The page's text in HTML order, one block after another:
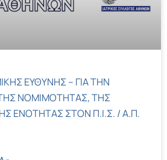
ΕΥΘΥΝΗΣ – ΓΙΑ ΤΗΝ
ΝΟΜΙΜΟΤΗΤΑΣ, ΤΗΣ
ΕΝΟΤΗΤΑΣ ΣΤΟΝ Π.Ι.Σ. / Α.Π.